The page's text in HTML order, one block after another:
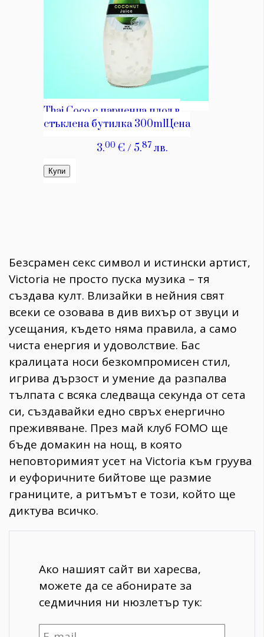
Безсрамен секс символ и истински артист,
Victoria не просто пуска музика – тя
създава култ. Влизайки в нейния свят
всеки се озовава в див вихър от звуци и
усещания, където няма правила, а само
чиста енергия и удоволствие. Бас
кралицата носи безкомпромисен стил,
игрива дързост и умение да разпалва
тълпата с всяка следваща секунда от сета
си, създавайки едно свръх енергично
преживяване. През май клуб FOMO ще
бъде домакин на нощ, в която
неповторимият усет на Victoria към груува
и еуфоричните бийтове ще размие
границите, а ритъмът е този, който ще
диктува всичко.
Ако нашият сайт ви харесва,
можете да се абонирате за
седмичния ни нюзлетър тук: